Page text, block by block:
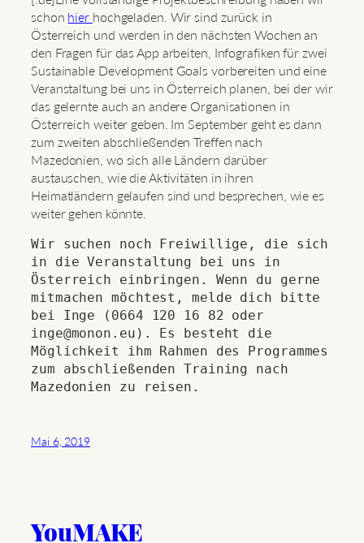
schon hier hochgeladen. Wir sind zurück in
Österreich und werden in den nächsten Wochen an
den Fragen für das App arbeiten, Infografiken für zwei
Sustainable Development Goals vorbereiten und eine
Veranstaltung bei uns in Österreich planen, bei der wir
das gelernte auch an andere Organisationen in
Österreich weiter geben. Im September geht es dann
zum zweiten abschließenden Treffen nach
Mazedonien, wo sich alle Ländern darüber
austauschen, wie die Aktivitäten in ihren
Heimatländern gelaufen sind und besprechen, wie es
weiter gehen könnte.
Wir suchen noch Freiwillige, die sich
in die Veranstaltung bei uns in
Österreich einbringen. Wenn du gerne
mitmachen möchtest, melde dich bitte
bei Inge (0664 120 16 82 oder
inge@monon.eu). Es besteht die
Möglichkeit ihm Rahmen des Programmes
zum abschließenden Training nach
Mai 6, 2019
YouMAKE